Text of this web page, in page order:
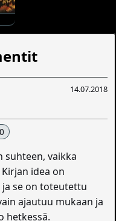
14.07.2018
suhteen, vaikka
idea on
se on toteutettu
ajautuu mukaan ja
hetkessä.